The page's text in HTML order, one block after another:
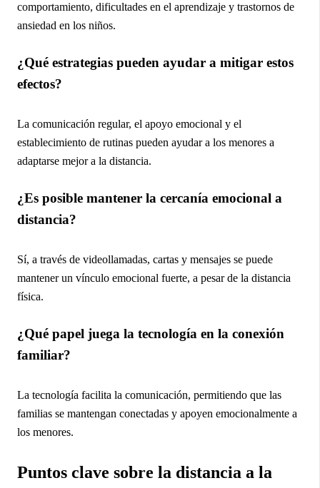
comportamiento, dificultades en el aprendizaje y trastornos de
ansiedad en los niños.
¿Qué estrategias pueden ayudar a mitigar estos
efectos?
La comunicación regular, el apoyo emocional y el
establecimiento de rutinas pueden ayudar a los menores a
adaptarse mejor a la distancia.
¿Es posible mantener la cercanía emocional a
distancia?
Sí, a través de videollamadas, cartas y mensajes se puede
mantener un vínculo emocional fuerte, a pesar de la distancia
física.
¿Qué papel juega la tecnología en la conexión
familiar?
La tecnología facilita la comunicación, permitiendo que las
familias se mantengan conectadas y apoyen emocionalmente a
los menores.
Puntos clave sobre la distancia a la